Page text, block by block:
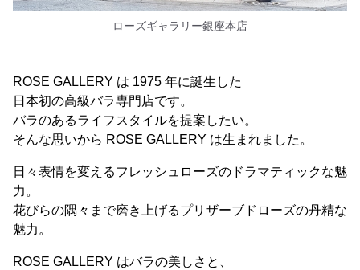
ローズギャラリー銀座本店
ROSE GALLERY は 1975 年に誕生した
日本初の高級バラ専門店です。
バラのあるライフスタイルを提案したい。
そんな思いから ROSE GALLERY は生まれました。
日々表情を変えるフレッシュローズのドラマティックな魅
力。
花びらの隅々まで磨き上げるプリザーブドローズの丹精な
魅力。
ROSE GALLERY はバラの美しさと、